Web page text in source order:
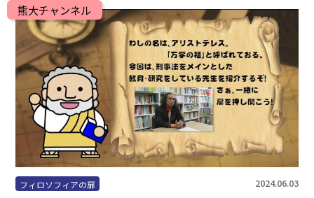
熊大チャンネル
フィロソフィアの扉 2024.06.03